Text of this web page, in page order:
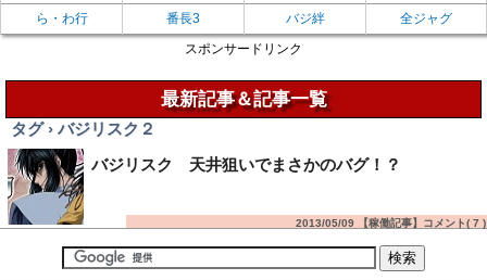
ら・わ行
番長3 バジ絆
全ジャグ
スポンサードリンク
最新記事＆記事一覧
タグ › バジリスク２
バジリスク 天井狙いでまさかのバグ！？
2013/05/09 【稼働記事】コメント( 7 )